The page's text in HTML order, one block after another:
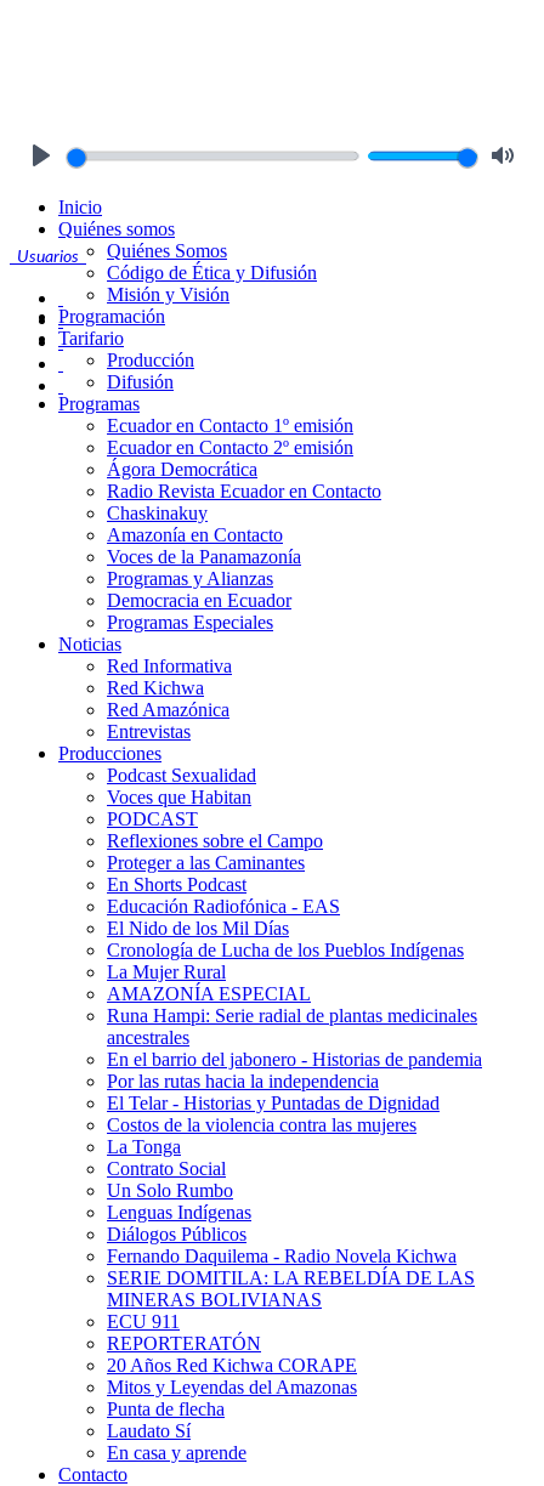
Usuarios
Inicio
Quiénes somos
Quiénes Somos
Código de Ética y Difusión
Misión y Visión
Programación
Tarifario
Producción
Difusión
Programas
Ecuador en Contacto 1º emisión
Ecuador en Contacto 2º emisión
Ágora Democrática
Radio Revista Ecuador en Contacto
Chaskinakuy
Amazonía en Contacto
Voces de la Panamazonía
Programas y Alianzas
Democracia en Ecuador
Programas Especiales
Noticias
Red Informativa
Red Kichwa
Red Amazónica
Entrevistas
Producciones
Podcast Sexualidad
Voces que Habitan
PODCAST
Reflexiones sobre el Campo
Proteger a las Caminantes
En Shorts Podcast
Educación Radiofónica - EAS
El Nido de los Mil Días
Cronología de Lucha de los Pueblos Indígenas
La Mujer Rural
AMAZONÍA ESPECIAL
Runa Hampi: Serie radial de plantas medicinales
ancestrales
En el barrio del jabonero - Historias de pandemia
Por las rutas hacia la independencia
El Telar - Historias y Puntadas de Dignidad
Costos de la violencia contra las mujeres
La Tonga
Contrato Social
Un Solo Rumbo
Lenguas Indígenas
Diálogos Públicos
Fernando Daquilema - Radio Novela Kichwa
SERIE DOMITILA: LA REBELDÍA DE LAS
MINERAS BOLIVIANAS
ECU 911
REPORTERATÓN
20 Años Red Kichwa CORAPE
Mitos y Leyendas del Amazonas
Punta de flecha
Laudato Sí
En casa y aprende
Contacto